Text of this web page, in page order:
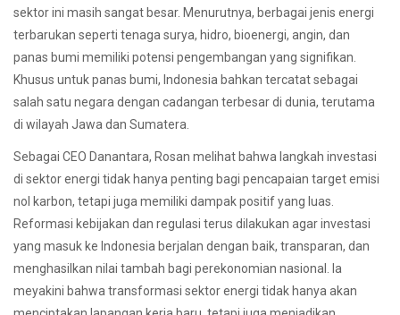
sektor ini masih sangat besar. Menurutnya, berbagai jenis energi
terbarukan seperti tenaga surya, hidro, bioenergi, angin, dan
panas bumi memiliki potensi pengembangan yang signifikan.
Khusus untuk panas bumi, Indonesia bahkan tercatat sebagai
salah satu negara dengan cadangan terbesar di dunia, terutama
di wilayah Jawa dan Sumatera.
Sebagai CEO Danantara, Rosan melihat bahwa langkah investasi
di sektor energi tidak hanya penting bagi pencapaian target emisi
nol karbon, tetapi juga memiliki dampak positif yang luas.
Reformasi kebijakan dan regulasi terus dilakukan agar investasi
yang masuk ke Indonesia berjalan dengan baik, transparan, dan
menghasilkan nilai tambah bagi perekonomian nasional. Ia
meyakini bahwa transformasi sektor energi tidak hanya akan